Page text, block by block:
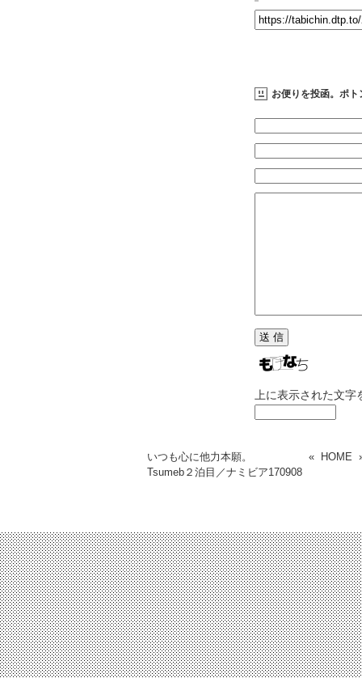
お便りを投函。ポト
上に表示された文
いつも心に他力本願。
Tsumeb２泊目／ナミビア170908
« HOME